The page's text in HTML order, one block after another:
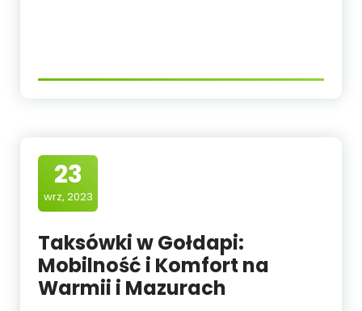
23
wrz, 2023
Taksówki w Gołdapi:
Mobilność i Komfort na
Warmii i Mazurach